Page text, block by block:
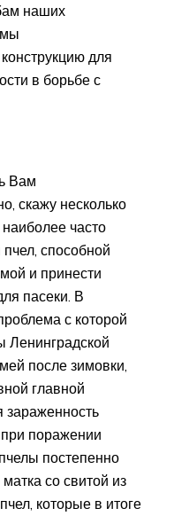
наших
для
в борьбе с
Вам
скажу несколько
часто
способной
и принести
пасеки. В
с которой
Ленинградской
после зимовки,
главной
зараженность
поражении
постепенно
со свитой из
которые в итоге